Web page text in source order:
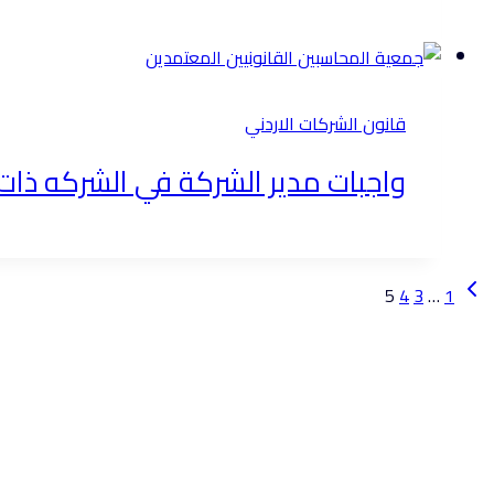
قانون الشركات الاردني
واجبات مدير الشركة في الشركه
تنقل
الصفحة
1
…
3
4
5